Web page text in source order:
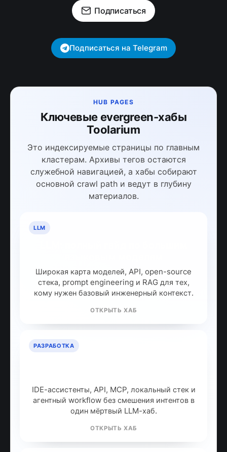
Подписаться
Подписаться на Telegram
HUB PAGES
Ключевые evergreen-хабы
Toolarium
Это индексируемые страницы по главным
кластерам. Архивы тегов остаются
служебной навигацией, а хабы собирают
основной crawl path и ведут в глубину
материалов.
LLM
Широкая карта моделей, API, open-source
стека, prompt engineering и RAG для тех,
кому нужен базовый инженерный контекст.
ОТКРЫТЬ ХАБ
РАЗРАБОТКА
IDE-ассистенты, API, MCP, локальный стек и
агентный workflow без смешения интентов в
один мёртвый LLM-хаб.
ОТКРЫТЬ ХАБ